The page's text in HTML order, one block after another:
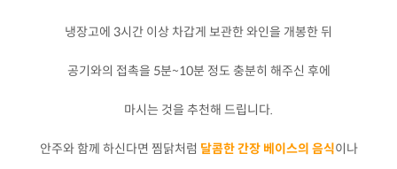
냉장고에 3시간 이상 차갑게 보관한 와인을 개봉한 뒤
공기와의 접촉을 5분~10분 정도 충분히 해주신 후에
마시는 것을 추천해 드립니다.
안주와 함께 하신다면 찜닭처럼 달콤한 간장 베이스의 음식이나